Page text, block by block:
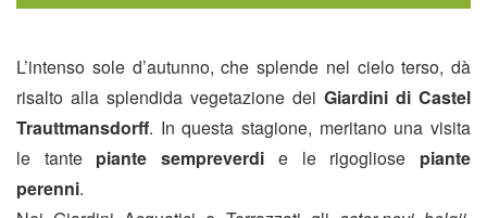
L’intenso sole d’autunno, che splende nel cielo terso, dà
risalto alla splendida vegetazione dei Giardini di Castel
Trauttmansdorff. In questa stagione, meritano una visita
le tante piante sempreverdi e le rigogliose piante
perenni.